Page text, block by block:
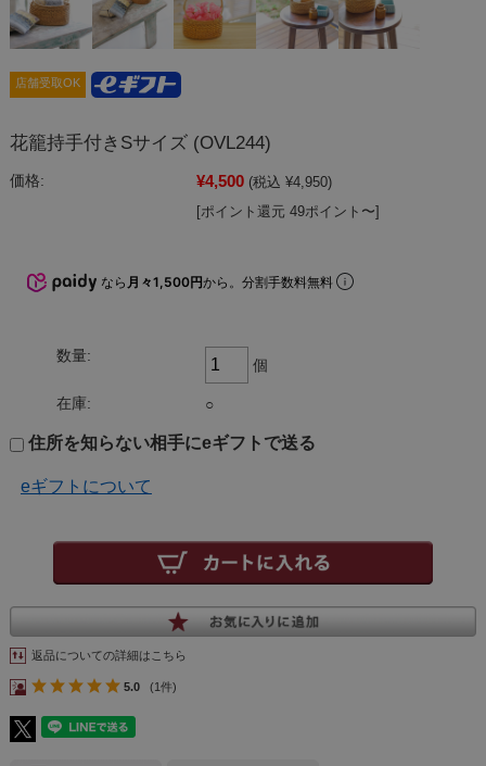
店舗受取OK
花籠持手付きSサイズ (OVL244)
価格: ¥4,500 (税込 ¥4,950)
[ポイント還元 49ポイント〜]
なら 月々1,500円から。分割手数料無料
数量:
個
在庫: ○
住所を知らない相手にeギフトで送る
eギフトについて
返品についての詳細はこちら
5.0 (1件)